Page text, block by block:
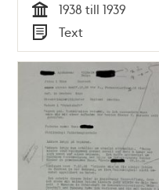
Tid
1938 till 1939
Typ
Text